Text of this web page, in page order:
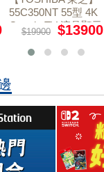
55C350NT 55型 4K
Google TV 液晶顯示
器｜含壁掛(固定式)
+安裝
$19900 $13900